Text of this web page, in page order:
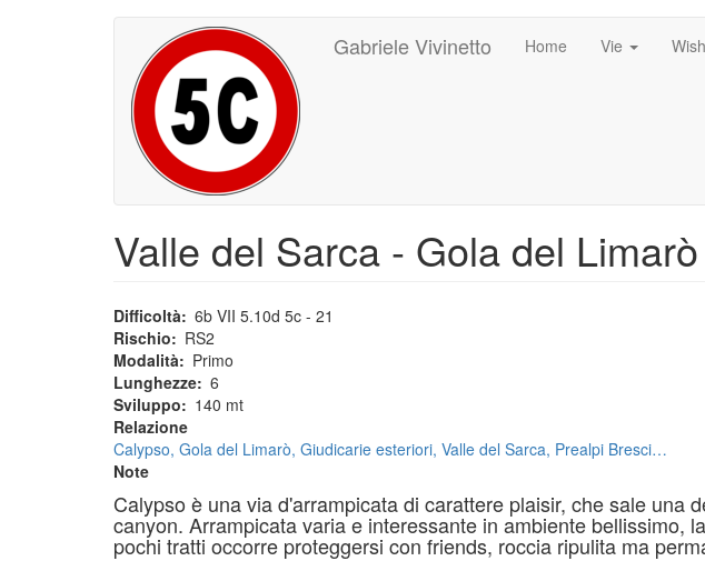
Gabriele Vivinetto
Main
navigation
Home Vie
User
account
menu
Valle del Sarca - Gola del
Difficoltà 6b VII 5.10d 5c - 21
Rischio
RS2
Modalità
Primo
Lunghezze 6
Sviluppo
140 mt
Relazione
Calypso, Gola del Limarò, Giudicarie esteriori, Valle del Sarca, Prealpi Bresci…
Note
Calypso è una via d'arrampicata di carattere plaisir, che sale una
canyon. Arrampicata varia e interessante in ambiente bellissimo,
pochi tratti occorre proteggersi con friends, roccia ripulita ma